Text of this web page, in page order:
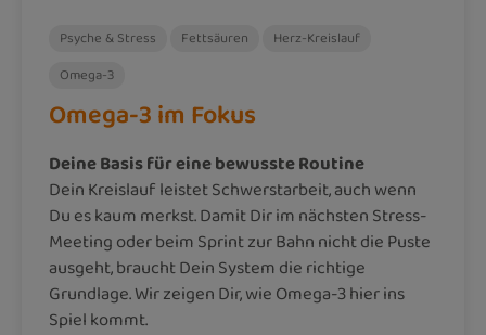
Psyche & Stress Fettsäuren
Herz-Kreislauf
Omega-3
Omega-3 im Fokus
Deine Basis für eine bewusste Routine
Dein Kreislauf leistet Schwerstarbeit, auch wenn
Du es kaum merkst. Damit Dir im nächsten Stress-
Meeting oder beim Sprint zur Bahn nicht die Puste
ausgeht, braucht Dein System die richtige
Grundlage. Wir zeigen Dir, wie Omega-3 hier ins
Spiel kommt.